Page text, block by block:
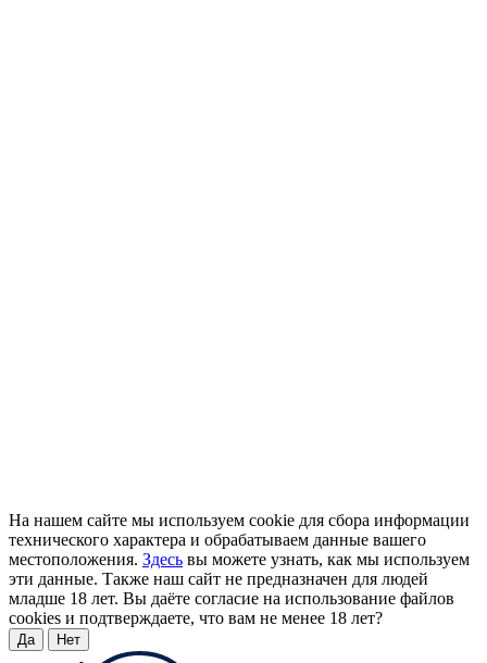
На нашем сайте мы используем cookie для сбора информации
технического характера и обрабатываем данные вашего
местоположения. Здесь вы можете узнать, как мы используем
эти данные. Также наш сайт не предназначен для людей
младше 18 лет. Вы даёте согласие на использование файлов
cookies и подтверждаете, что вам не менее 18 лет?
Да Нет